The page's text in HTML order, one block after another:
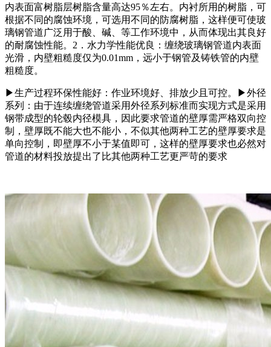
内表面富树脂层树脂含量高达95％左右。内衬所用的树脂，可
根据不同的腐蚀环境，可选用不同的防腐树脂，这样便可使玻
璃钢管道广泛用于酸、碱、等工作环境中，从而体现出其良好
的耐腐蚀性能。2．水力学性能优良：缠绕玻璃钢管道内表面
光滑，内壁粗糙度仅为0.01mm，远小于钢管及铸铁管的内壁
粗糙度。
▶生产过程环保性能好：作业环境好、排放少且可控。▶外径
系列：由于连续缠绕管道采用外径系列标准而实现方式是采用
钢带成型的轮毂内径模具，因此要求管道的壁厚需严格双向控
制，壁厚既不能大也不能小，不似其他两种工艺的壁厚要求是
单向控制，即壁厚不小于某值即可，这样的壁厚要求也必然对
管道的材料投放提出了比其他两种工艺更严苛的要求